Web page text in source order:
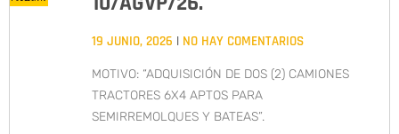
19 JUNIO, 2026 NO HAY COMENTARIOS
MOTIVO: “ADQUISICIÓN DE DOS (2) CAMIONES
TRACTORES 6X4 APTOS PARA
SEMIRREMOLQUES Y BATEAS”.